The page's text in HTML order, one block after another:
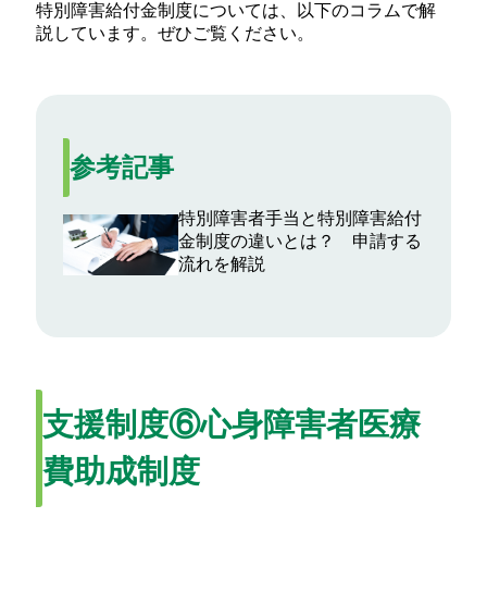
特別障害給付金制度については、以下のコラムで解
説しています。ぜひご覧ください。
参考記事
特別障害者手当と特別障害給付
金制度の違いとは？ 申請する
流れを解説
支援制度⑥心身障害者医療
費助成制度